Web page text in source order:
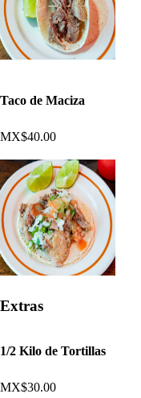
Taco de Maciza
MX$40.00
Extras
1/2 Kilo de Tortillas
MX$30.00